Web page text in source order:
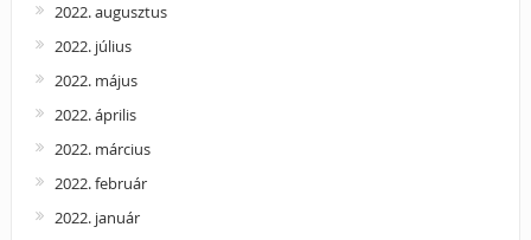
2022. augusztus
2022. július
2022. május
2022. április
2022. március
2022. február
2022. január